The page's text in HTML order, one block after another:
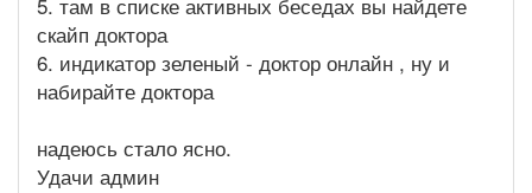
скайп доктора
6. индикатор зеленый - доктор онлайн , ну и
набирайте доктора
надеюсь стало ясно.
Удачи админ